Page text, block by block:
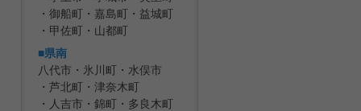
御船町
嘉島町
益城町
甲佐町
山都町
■県南
八代市
氷川町
水俣市
芦北町
津奈木町
人吉市
錦町
多良木町